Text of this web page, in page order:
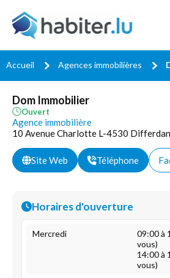
Accueil Agences immobilières
Dom Immobilier
Ouvert
Agence immobilière
10 Avenue Charlotte L-4530
Site Web Téléphone
Horaires d'ouverture
Mercredi
09:00 à
vous)
14:00 à
vous)